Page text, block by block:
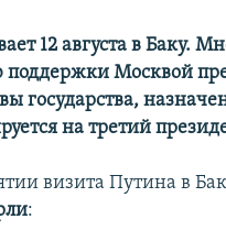
12 августа в Баку.
поддержки Москвой
государства,
на третий
визита Путина в
: